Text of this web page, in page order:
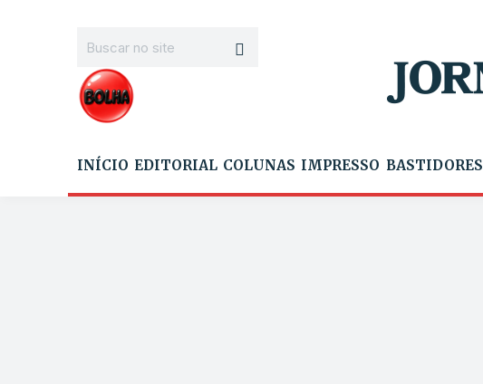
INÍCIO EDITORIAL COLUNAS IMPRESSO BASTIDORES